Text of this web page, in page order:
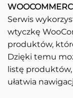
Serwis
wtyczkę
produktów,
Dzięki temu
listę
ułatwia